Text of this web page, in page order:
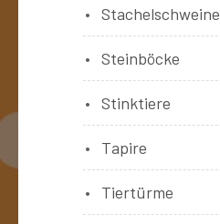
Stachelschweine
Steinböcke
Stinktiere
Tapire
Tiertürme